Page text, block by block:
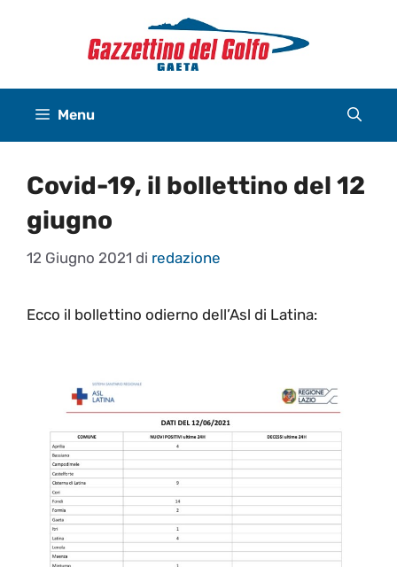
Menu
Covid-19, il bollettino del 12
giugno
12 Giugno 2021 di redazione
Ecco il bollettino odierno dell’Asl di Latina: